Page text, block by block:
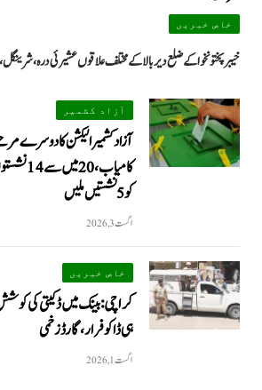
خاص خبریں
خیبرپختونخوا کے ضلع دیر بالا کے مختلف علاقوں عشیرئی درہ،
آزاد کشمیر
آزاد کشمیر الیکشن کا دوسرے
کامیاب،
کو 5 نشستیں ملیں
اگست 3, 2026
خاص خبریں
کراچی: بینک میں ڈکیتی کی کوشش
ہی ڈاکو فرار، گارڈ زخمی
اگست 1, 2026